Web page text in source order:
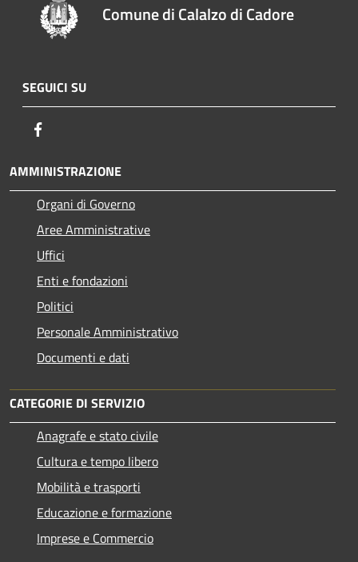
Comune di Calalzo di Cadore
SEGUICI SU
AMMINISTRAZIONE
Organi di Governo
Aree Amministrative
Uffici
Enti e fondazioni
Politici
Personale Amministrativo
Documenti e dati
CATEGORIE DI SERVIZIO
Anagrafe e stato civile
Cultura e tempo libero
Mobilità e trasporti
Educazione e formazione
Imprese e Commercio